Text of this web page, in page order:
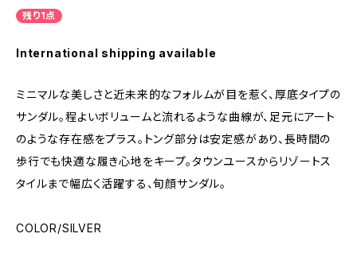
残り1点
International shipping available
ミニマルな美しさと近未来的なフォルムが目を惹く、厚底タイプの
サンダル。程よいボリュームと流れるような曲線が、足元にアート
のような存在感をプラス。トング部分は安定感があり、長時間の
歩行でも快適な履き心地をキープ。タウンユースからリゾートス
タイルまで幅広く活躍する、旬顔サンダル。
COLOR/SILVER